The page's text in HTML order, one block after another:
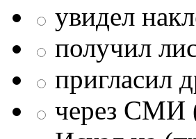
увидел
получил
пригласил
через СМИ